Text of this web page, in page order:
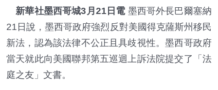
新華社墨西哥城3月21日電墨西哥外長巴爾塞納
21日說，墨西哥政府強烈反對美國得克薩斯州移民
新法，認為該法律不公正且具歧視性。墨西哥政府
當天就此向美國聯邦第五巡迴上訴法院提交了「法
庭之友」文書。